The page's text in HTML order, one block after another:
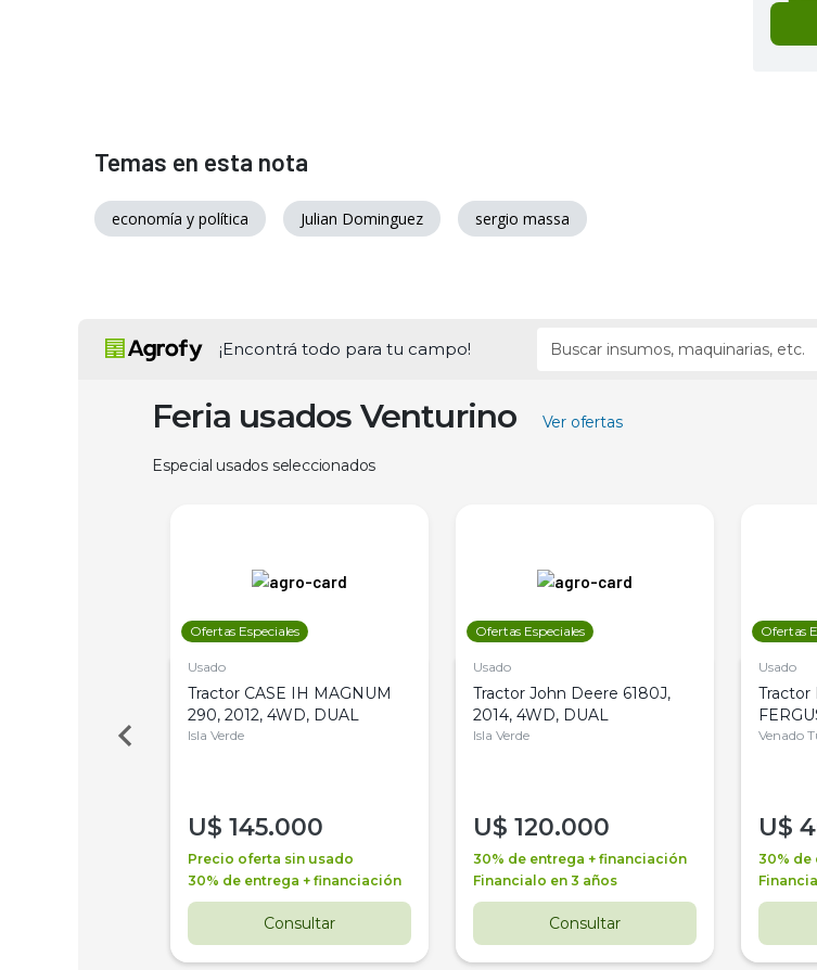
Temas en esta nota
economía y política Julian Dominguez sergio massa
¡Encontrá todo para tu campo!
Feria usados Venturino Ver ofertas
Especial usados seleccionados
Ofertas Especiales
Usado
Tractor CASE IH MAGNUM
290, 2012, 4WD, DUAL
Isla Verde
U$ 145.000
Precio oferta sin usado
30% de entrega + financiación
Consultar
Ofertas Especiales
Usado
Tractor John Deere 6180J,
2014, 4WD, DUAL
Isla Verde
U$ 120.000
30% de entrega + financiación
Financialo en 3 años
Consultar
Ofertas
Usado
Tractor
4WD,
Venado
U$
30% de